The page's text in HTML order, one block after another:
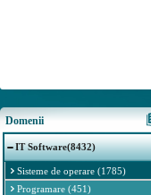
Domenii
IT Software(8432)
Sisteme de operare (1785)
Programare (451)